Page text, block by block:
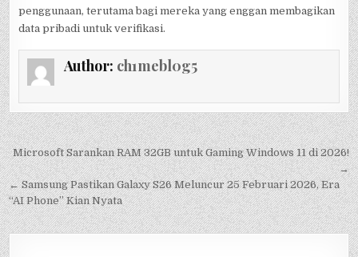
penggunaan, terutama bagi mereka yang enggan membagikan
data pribadi untuk verifikasi.
Author: ch1mebl0g5
Post
navigation
Microsoft Sarankan RAM 32GB untuk Gaming Windows 11 di 2026!
→
← Samsung Pastikan Galaxy S26 Meluncur 25 Februari 2026, Era
“AI Phone” Kian Nyata